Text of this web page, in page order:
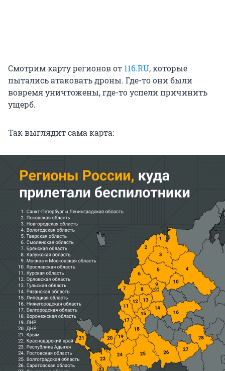
Смотрим карту регионов от 116.RU, которые
пытались атаковать дроны. Где-то они были
вовремя уничтожены, где-то успели причинить
ущерб.
Так выглядит сама карта: